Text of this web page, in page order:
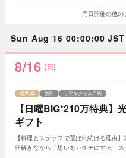
同日開催の他の
Sun Aug 16 00:00:00 JST
8/16 (日)
【日曜BIG*210万特典】
ギフト
残席 無料 リアルタイム予約
【料理とスタッフで選ばれ続ける理由
紐解きながら「想いをカタチにする」